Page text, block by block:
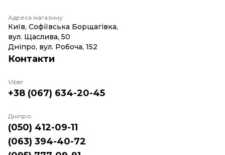
Адреса магазину
Київ, Софіївська Борщагівка,
вул. Щаслива, 50
Дніпро, вул. Робоча, 152
Контакти
Viber:
+38 (067) 634-20-45
Дніпро:
(050) 412-09-11
(063) 394-40-72